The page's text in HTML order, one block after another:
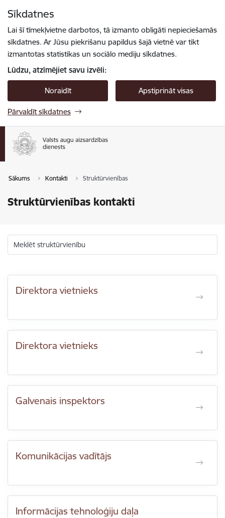
Sīkdatnes
Lai šī tīmekļvietne darbotos, tā izmanto obligāti nepieciešamās
sīkdatnes. Ar Jūsu piekrišanu papildus šajā vietnē var tikt
izmantotas statistikas un sociālo mediju sīkdatnes.
Lūdzu, atzīmējiet savu izvēli:
Noraidīt Apstiprināt visas
Pārvaldīt sīkdatnes
Sākums Kontakti Struktūrvienības
Struktūrvienības kontakti
Meklēt struktūrvienību
Direktora vietnieks
Direktora vietnieks
Galvenais inspektors
Komunikācijas vadītājs
Informācijas tehnoloģiju daļa